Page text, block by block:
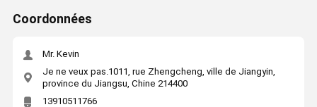
Coordonnées
Mr. Kevin
Je ne veux pas.1011, rue Zhengcheng, ville de Jiangyin,
province du Jiangsu, Chine 214400
13910511766